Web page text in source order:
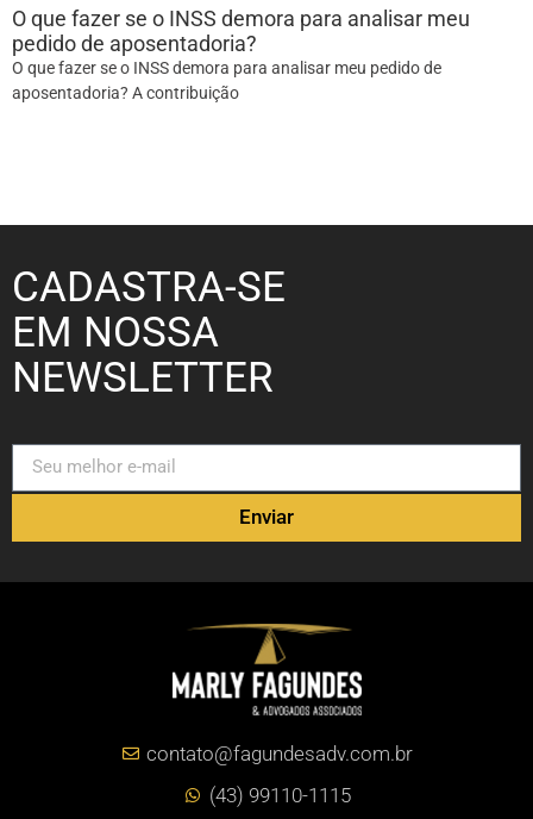
O que fazer se o INSS demora para analisar meu
pedido de aposentadoria?
O que fazer se o INSS demora para analisar meu pedido de
aposentadoria? A contribuição
CADASTRA-SE
EM NOSSA
NEWSLETTER
Enviar
contato@fagundesadv.com.br
(43) 99110-1115